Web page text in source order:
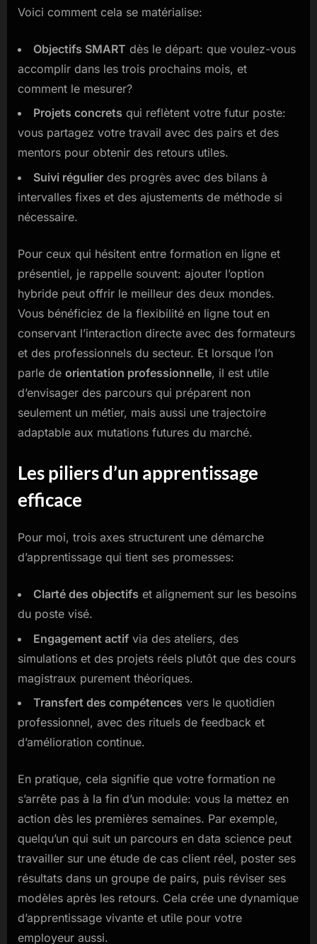
Voici comment cela se matérialise:
Objectifs SMART dès le départ: que voulez-vous
accomplir dans les trois prochains mois, et
comment le mesurer?
Projets concrets qui reflètent votre futur poste:
vous partagez votre travail avec des pairs et des
mentors pour obtenir des retours utiles.
Suivi régulier des progrès avec des bilans à
intervalles fixes et des ajustements de méthode si
nécessaire.
Pour ceux qui hésitent entre formation en ligne et
présentiel, je rappelle souvent: ajouter l’option
hybride peut offrir le meilleur des deux mondes.
Vous bénéficiez de la flexibilité en ligne tout en
conservant l’interaction directe avec des formateurs
et des professionnels du secteur. Et lorsque l’on
parle de orientation professionnelle, il est utile
d’envisager des parcours qui préparent non
seulement un métier, mais aussi une trajectoire
adaptable aux mutations futures du marché.
Les piliers d’un apprentissage
efficace
Pour moi, trois axes structurent une démarche
d’apprentissage qui tient ses promesses:
Clarté des objectifs et alignement sur les besoins
du poste visé.
Engagement actif via des ateliers, des
simulations et des projets réels plutôt que des cours
magistraux purement théoriques.
Transfert des compétences vers le quotidien
professionnel, avec des rituels de feedback et
d’amélioration continue.
En pratique, cela signifie que votre formation ne
s’arrête pas à la fin d’un module: vous la mettez en
action dès les premières semaines. Par exemple,
quelqu’un qui suit un parcours en data science peut
travailler sur une étude de cas client réel, poster ses
résultats dans un groupe de pairs, puis réviser ses
modèles après les retours. Cela crée une dynamique
d’apprentissage vivante et utile pour votre
employeur aussi.